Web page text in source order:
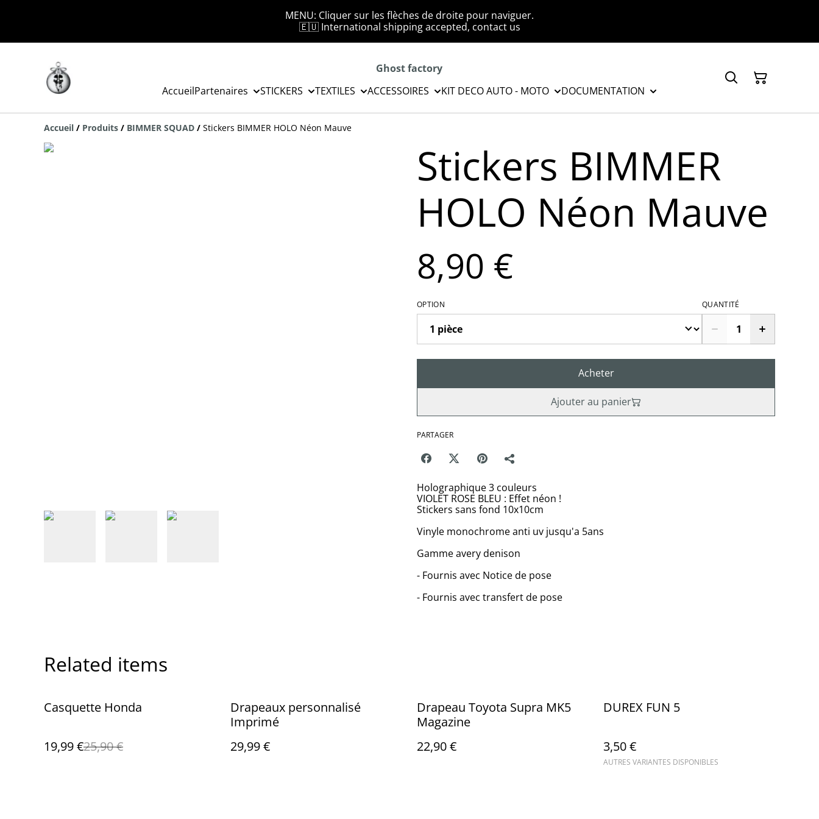
MENU: Cliquer sur les flèches de droite pour naviguer.
🇪🇺 International shipping accepted, contact us
Ghost factory
AccueilPartenaires STICKERS TEXTILES ACCESSOIRES KIT DECO AUTO - MOTO DOCUMENTATION
Accueil / Produits / BIMMER SQUAD / Stickers BIMMER HOLO Néon Mauve
Stickers BIMMER
HOLO Néon Mauve
8,90 €
OPTION QUANTITÉ
Acheter
Ajouter au panier
PARTAGER
Holographique 3 couleurs
VIOLET ROSE BLEU : Effet néon !
Stickers sans fond 10x10cm
Vinyle monochrome anti uv jusqu'a 5ans
Gamme avery denison
- Fournis avec Notice de pose
- Fournis avec transfert de pose
Related items
%
Casquette Honda
19,99 €25,90 €
Drapeaux personnalisé
Imprimé
29,99 €
Drapeau Toyota Supra MK5
Magazine
22,90 €
DUREX FUN 5
3,50 €
AUTRES VARIANTES DISPONIBLES